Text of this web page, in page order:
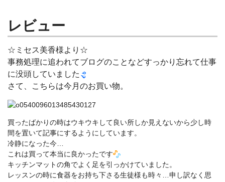
レビュー
☆ミセス美香様より☆
事務処理に追われてブログのことなどすっかり忘れて仕事
に没頭していました
さて、こちらは今月のお買い物。
買ったばかりの時はウキウキして良い所しか見えないから少し時
間を置いて記事にするようにしています。
冷静になった今…
これは買って本当に良かったです
キッチンマットの角でよく足を引っかけていました。
レッスンの時に食器をお持ち下さる生徒様も時々…申し訳なく思